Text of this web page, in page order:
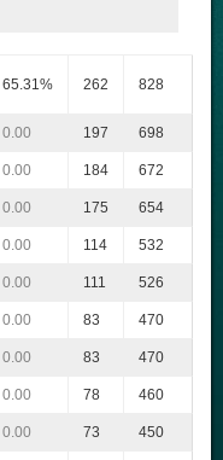
65.31% 262 828
0.00 197 698
0.00 184 672
0.00 175 654
0.00 114 532
0.00 111 526
0.00 83 470
0.00 83 470
0.00 78 460
0.00 73 450